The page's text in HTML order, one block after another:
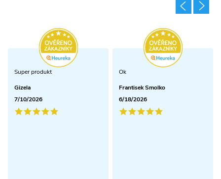
Super produkt
Gizela
7/10/2026
Ok
Frantisek Smolko
6/18/2026